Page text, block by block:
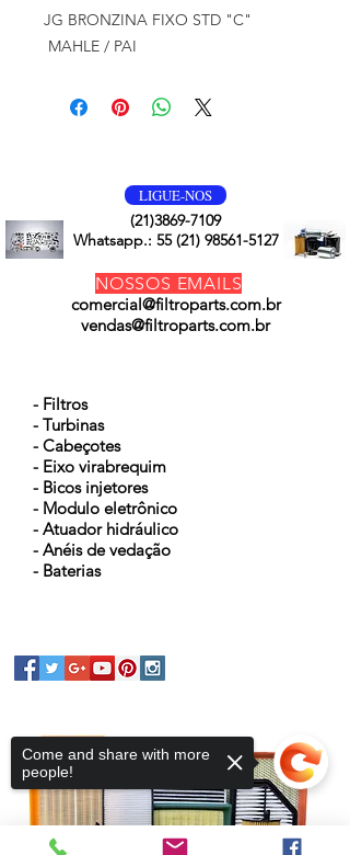
JG BRONZINA FIXO STD "C"
MAHLE / PAI
LIGUE-NOS
(21)3869-7109
Whatsapp.: 55 (21) 98561-5127
NOSSOS EMAILS
comercial@filtroparts.com.br
vendas@filtroparts.com.br
- Filtros
- Turbinas
- Cabeçotes
- Eixo virabrequim
- Bicos injetores
- Modulo eletrônico
- Atuador hidráulico
- Anéis de vedação
- Baterias
Come and share with more
people!